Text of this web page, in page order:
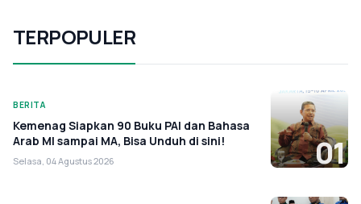
TERPOPULER
BERITA
Kemenag Siapkan 90 Buku PAI dan Bahasa
Arab MI sampai MA, Bisa Unduh di sini!
Selasa, 04 Agustus 2026 01